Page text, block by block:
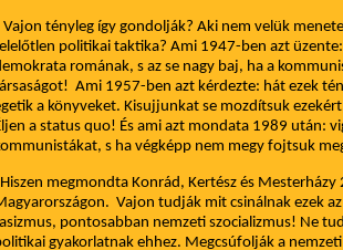
Vajon tényleg így gondolják? Aki nem velük
politikai taktika? Ami 1947-ben azt
romának, s az se nagy baj, ha a
Ami 1957-ben azt kérdezte: hát ezek
a könyveket. Kisujjunkat se mozdítsuk
a status quo! És ami azt mondata 1989 után:
s ha végképp nem megy fojtsuk
Hiszen megmondta Konrád, Kertész és
Vajon tudják mit csinálnak ezek
pontosabban nemzeti szocializmus! Ne
gyakorlatnak ehhez. Megcsúfolják a